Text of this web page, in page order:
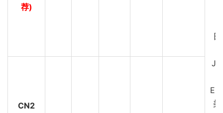
荐)
美
CN2